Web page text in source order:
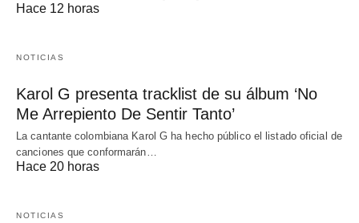
Hace 12 horas
NOTICIAS
Karol G presenta tracklist de su álbum ‘No
Me Arrepiento De Sentir Tanto’
La cantante colombiana Karol G ha hecho público el listado oficial de
canciones que conformarán…
Hace 20 horas
NOTICIAS